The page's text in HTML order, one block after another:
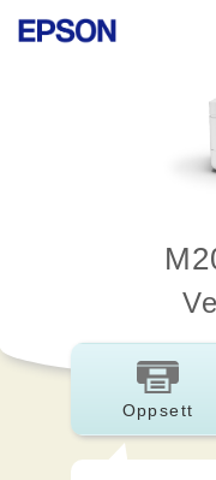
Oppsett